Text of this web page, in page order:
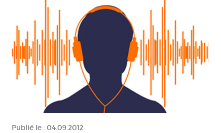
Publié le : 04.09.2012